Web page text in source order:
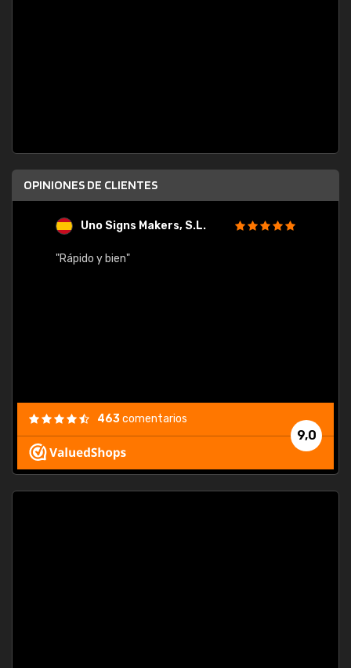
OPINIONES DE CLIENTES
Uno Signs Makers, S.L.
"Rápido y bien"
9,0
463comentarios